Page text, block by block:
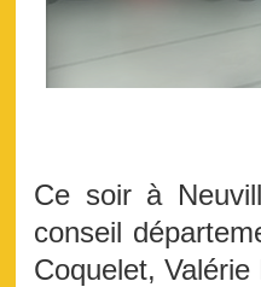
Ce soir à
conseil
Coquelet,